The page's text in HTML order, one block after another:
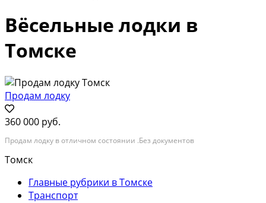
Вёсельные лодки в
Томске
Продам лодку
360 000 руб.
Продам лодку в отличном состоянии .Без документов
Томск
Главные рубрики в Томске
Транспорт